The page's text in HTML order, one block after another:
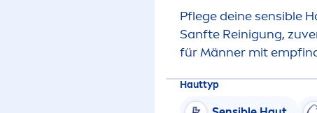
Pflege deine sensible
Sanfte Reinigung,
für Männer mit
Hauttyp